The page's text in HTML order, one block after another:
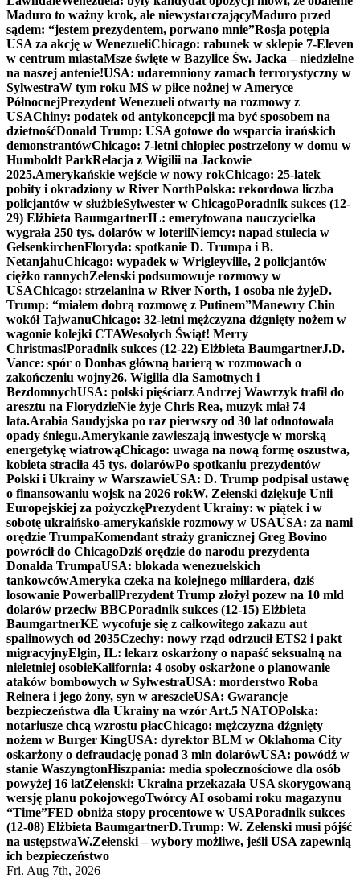
Maduro to ważny krok, ale niewystarczającyMaduro przed
sądem: “jestem prezydentem, porwano mnie”Rosja potępia
USA za akcję w WenezueliChicago: rabunek w sklepie 7-Eleven
w centrum miastaMsze święte w Bazylice Św. Jacka – niedzielne
na naszej antenie!USA: udaremniony zamach terrorystyczny w
SylwestraW tym roku MŚ w piłce nożnej w Ameryce
PółnocnejPrezydent Wenezueli otwarty na rozmowy z
USAChiny: podatek od antykoncepcji ma być sposobem na
dzietnośćDonald Trump: USA gotowe do wsparcia irańskich
demonstrantówChicago: 7-letni chłopiec postrzelony w domu w
Humboldt ParkRelacja z Wigilii na Jackowie
2025.Amerykańskie wejście w nowy rokChicago: 25-latek
pobity i okradziony w River NorthPolska: rekordowa liczba
policjantów w służbieSylwester w ChicagoPoradnik sukces (12-
29) Elżbieta BaumgartnerIL: emerytowana nauczycielka
wygrała 250 tys. dolarów w loteriiNiemcy: napad stulecia w
GelsenkirchenFloryda: spotkanie D. Trumpa i B.
NetanjahuChicago: wypadek w Wrigleyville, 2 policjantów
ciężko rannychZełenski podsumowuje rozmowy w
USAChicago: strzelanina w River North, 1 osoba nie żyjeD.
Trump: “miałem dobrą rozmowę z Putinem”Manewry Chin
wokół TajwanuChicago: 32-letni mężczyzna dźgnięty nożem w
wagonie kolejki CTAWesołych Świąt! Merry
Christmas!Poradnik sukces (12-22) Elżbieta BaumgartnerJ.D.
Vance: spór o Donbas główną barierą w rozmowach o
zakończeniu wojny26. Wigilia dla Samotnych i
BezdomnychUSA: polski pięściarz Andrzej Wawrzyk trafił do
aresztu na FlorydzieNie żyje Chris Rea, muzyk miał 74
lata.Arabia Saudyjska po raz pierwszy od 30 lat odnotowała
opady śniegu.Amerykanie zawieszają inwestycje w morską
energetykę wiatrowąChicago: uwaga na nową formę oszustwa,
kobieta straciła 45 tys. dolarówPo spotkaniu prezydentów
Polski i Ukrainy w WarszawieUSA: D. Trump podpisał ustawę
o finansowaniu wojsk na 2026 rokW. Zełenski dziękuje Unii
Europejskiej za pożyczkęPrezydent Ukrainy: w piątek i w
sobotę ukraińsko-amerykańskie rozmowy w USAUSA: za nami
orędzie TrumpaKomendant straży granicznej Greg Bovino
powrócił do ChicagoDziś orędzie do narodu prezydenta
Donalda TrumpaUSA: blokada wenezuelskich
tankowcówAmeryka czeka na kolejnego miliardera, dziś
losowanie PowerballPrezydent Trump złożył pozew na 10 mld
dolarów przeciw BBCPoradnik sukces (12-15) Elżbieta
BaumgartnerKE wycofuje się z całkowitego zakazu aut
spalinowych od 2035Czechy: nowy rząd odrzucił ETS2 i pakt
migracyjnyElgin, IL: lekarz oskarżony o napaść seksualną na
nieletniej osobieKalifornia: 4 osoby oskarżone o planowanie
ataków bombowych w SylwestraUSA: morderstwo Roba
Reinera i jego żony, syn w areszcieUSA: Gwarancje
bezpieczeństwa dla Ukrainy na wzór Art.5 NATOPolska:
notariusze chcą wzrostu płacChicago: mężczyzna dźgnięty
nożem w Burger KingUSA: dyrektor BLM w Oklahoma City
oskarżony o defraudację ponad 3 mln dolarówUSA: powódź w
stanie WaszyngtonHiszpania: media społecznościowe dla osób
powyżej 16 latZełenski: Ukraina przekazała USA skorygowaną
wersję planu pokojowegoTwórcy AI osobami roku magazynu
“Time”FED obniża stopy procentowe w USAPoradnik sukces
(12-08) Elżbieta BaumgartnerD.Trump: W. Zełenski musi pójść
na ustępstwaW.Zełenski – wybory możliwe, jeśli USA zapewnią
ich bezpieczeństwo
Fri. Aug 7th, 2026